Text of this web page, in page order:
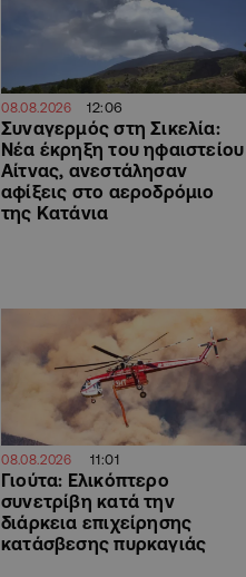
08.08.2026 12:06
Συναγερμός στη Σικελία:
Νέα έκρηξη του ηφαιστείου
Αίτνας, ανεστάλησαν
αφίξεις στο αεροδρόμιο
της Κατάνια
08.08.2026 11:01
Γιούτα: Ελικόπτερο
συνετρίβη κατά την
διάρκεια επιχείρησης
κατάσβεσης πυρκαγιάς